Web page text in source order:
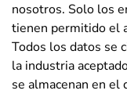
nosotros. Solo los
tienen permitido el
Todos los datos se
la industria
se almacenan en el